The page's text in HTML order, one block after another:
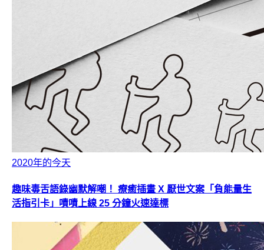
2020年的今天
趣味毒舌語錄幽默解嘲！ 療癒插畫 X 厭世文案「負能量生
活指引卡」嘖嘖上線 25 分鐘火速達標